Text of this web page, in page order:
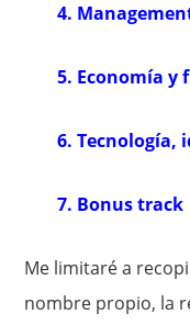
4.
5. Economía y
6. Tecnología,
7. Bonus track
Me limitaré a
nombre propio, la